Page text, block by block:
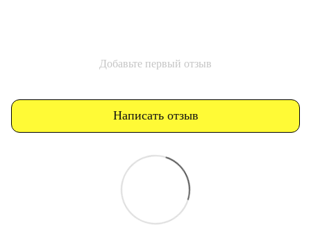
Добавьте первый отзыв
Написать отзыв